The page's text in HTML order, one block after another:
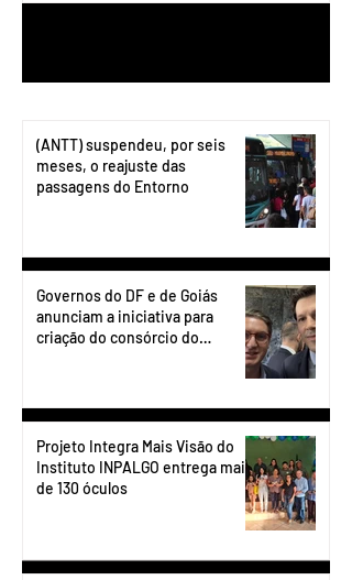
(ANTT) suspendeu, por seis
meses, o reajuste das
passagens do Entorno
Governos do DF e de Goiás
anunciam a iniciativa para
criação do consórcio do
Projeto Integra Mais Visão do
Instituto INPALGO entrega mais
de 130 óculos